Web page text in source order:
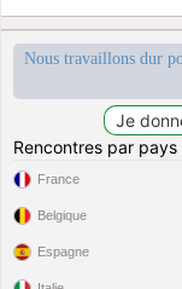
Nous travaillons dur
Rencontres par pays
France
Belgique
Espagne